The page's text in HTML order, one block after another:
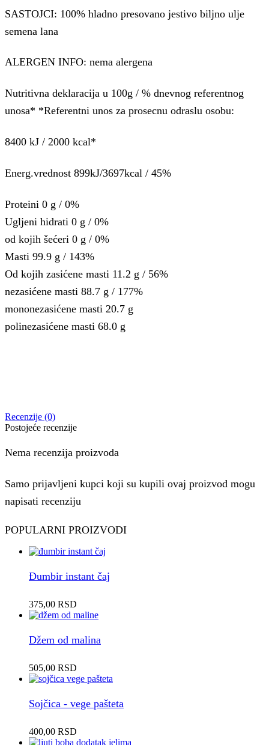
SASTOJCI: 100% hladno presovano jestivo biljno ulje
semena lana
ALERGEN INFO: nema alergena
Nutritivna deklaracija u 100g / % dnevnog referentnog
unosa* *Referentni unos za prosecnu odraslu osobu:
8400 kJ / 2000 kcal*
Energ.vrednost 899kJ/3697kcal / 45%
Proteini 0 g / 0%
Ugljeni hidrati 0 g / 0%
od kojih šećeri 0 g / 0%
Masti 99.9 g / 143%
Od kojih zasićene masti 11.2 g / 56%
nezasićene masti 88.7 g / 177%
mononezasićene masti 20.7 g
polinezasićene masti 68.0 g
Recenzije (0)
Postojeće recenzije
Nema recenzija proizvoda
Samo prijavljeni kupci koji su kupili ovaj proizvod mogu
napisati recenziju
POPULARNI PROIZVODI
Đumbir instant čaj
375,00 RSD
Džem od malina
505,00 RSD
Sojčica - vege pašteta
400,00 RSD